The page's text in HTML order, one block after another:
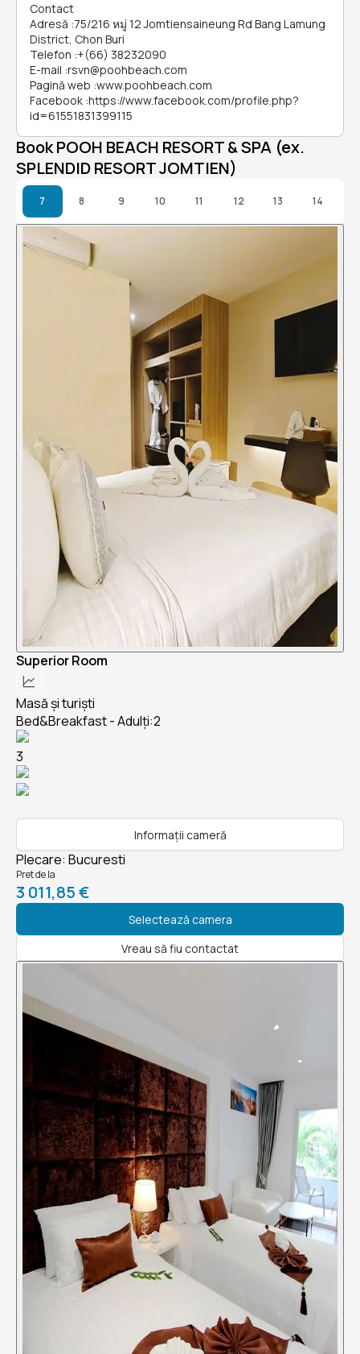
Contact
Adresă :75/216 หมู่ 12 Jomtiensaineung Rd Bang Lamung
District, Chon Buri
Telefon :+(66) 38232090
E-mail :rsvn@poohbeach.com
Pagină web :www.poohbeach.com
Facebook :https://www.facebook.com/profile.php?
id=61551831399115
Book POOH BEACH RESORT & SPA (ex.
SPLENDID RESORT JOMTIEN)
7 8 9 10 11 12 13 14
Superior Room
Masă și turiști
Bed&Breakfast - Adulți:2
3
Informații cameră
Plecare: Bucuresti
Pret de la
3 011,85 €
Selectează camera
Vreau să fiu contactat